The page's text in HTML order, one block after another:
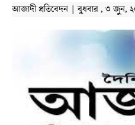
আজাদী প্রতিবেদন | বুধবার , ৩ জুন,